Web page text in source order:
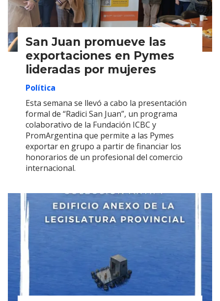
San Juan promueve las
exportaciones en Pymes
lideradas por mujeres
Política
Esta semana se llevó a cabo la presentación
formal de “Radici San Juan”, un programa
colaborativo de la Fundación ICBC y
PromArgentina que permite a las Pymes
exportar en grupo a partir de financiar los
honorarios de un profesional del comercio
internacional.